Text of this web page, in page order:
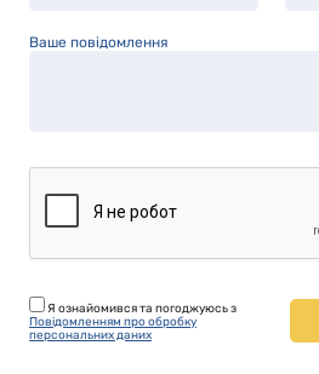
Ваше повідомлення
Я ознайомився та погоджуюсь з
Повідомленням про обробку
персональних даних